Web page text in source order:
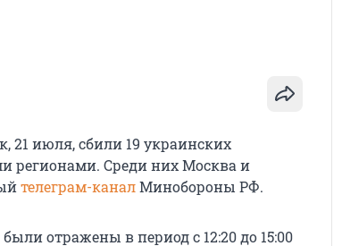
21 июля, сбили 19 украинских
регионами. Среди них Москва и
телеграм-каналМинобороны РФ.
отражены в период с 12:20 до 15:00